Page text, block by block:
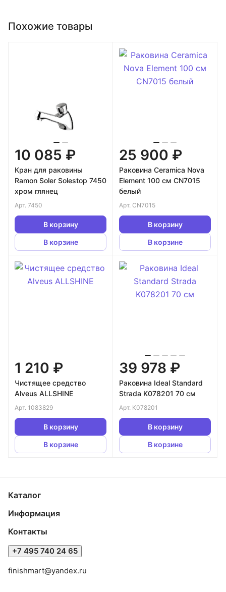
Похожие товары
10 085 ₽
Кран для раковины
Ramon Soler Solestop 7450
хром глянец
Арт. 7450
В корзину
В корзине
25 900 ₽
Раковина Ceramica Nova
Element 100 см CN7015
белый
Арт. CN7015
В корзину
В корзине
1 210 ₽
Чистящее средство
Alveus ALLSHINE
Арт. 1083829
В корзину
В корзине
39 978 ₽
Раковина Ideal Standard
Strada K078201 70 см
Арт. K078201
В корзину
В корзине
Каталог
Информация
Контакты
+7 495 740 24 65
finishmart@yandex.ru